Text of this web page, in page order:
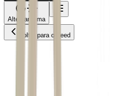
Alternar tema
Voltar para o Feed